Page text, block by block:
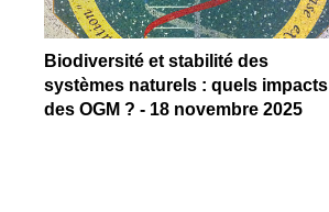
Biodiversité et stabilité des
systèmes naturels : quels impacts
des OGM ? - 18 novembre 2025